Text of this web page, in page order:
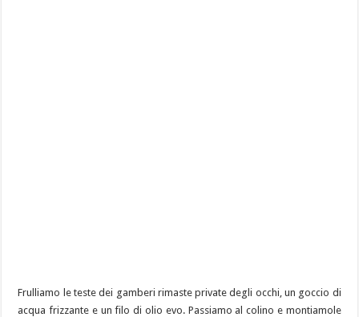
Frulliamo le teste dei gamberi rimaste private degli occhi, un goccio di
acqua frizzante e un filo di olio evo. Passiamo al colino e montiamole